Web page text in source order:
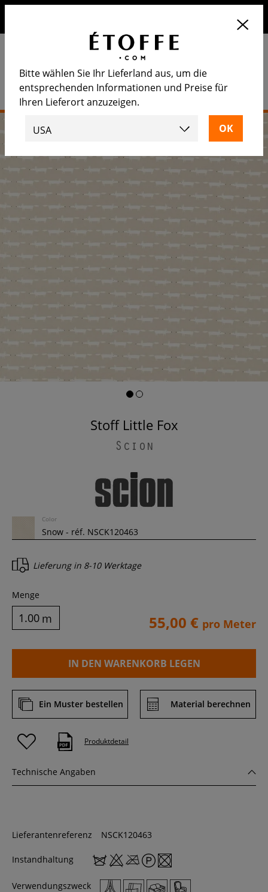
Stoff Little Fox
Scion
Color
Lieferung in 8-10 Werktage
Menge
m 55,00 € pro Meter
IN DEN WARENKORB LEGEN
Ein Muster bestellen Material berechnen
Produktdetail
Technische Angaben
Lieferantenreferenz NSCK120463
Instandhaltung
Verwendungszweck
Bitte wählen Sie Ihr Lieferland aus, um die
entsprechenden Informationen und Preise für
Ihren Lieferort anzuzeigen.